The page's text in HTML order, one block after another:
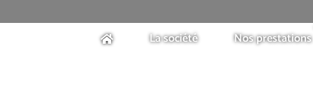
La société Nos prestations